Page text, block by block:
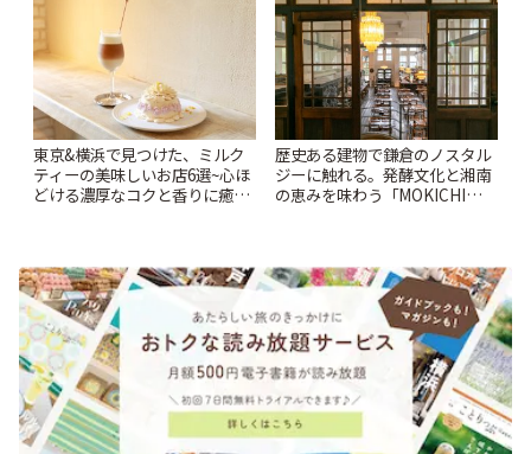
東京&横浜で見つけた、ミルク
ティーの美味しいお店6選~心ほ
どける濃厚なコクと香りに癒や
歴史ある建物で鎌倉のノスタル
ジーに触れる。発酵文化と湘南
の恵みを味わう「MOKICHI